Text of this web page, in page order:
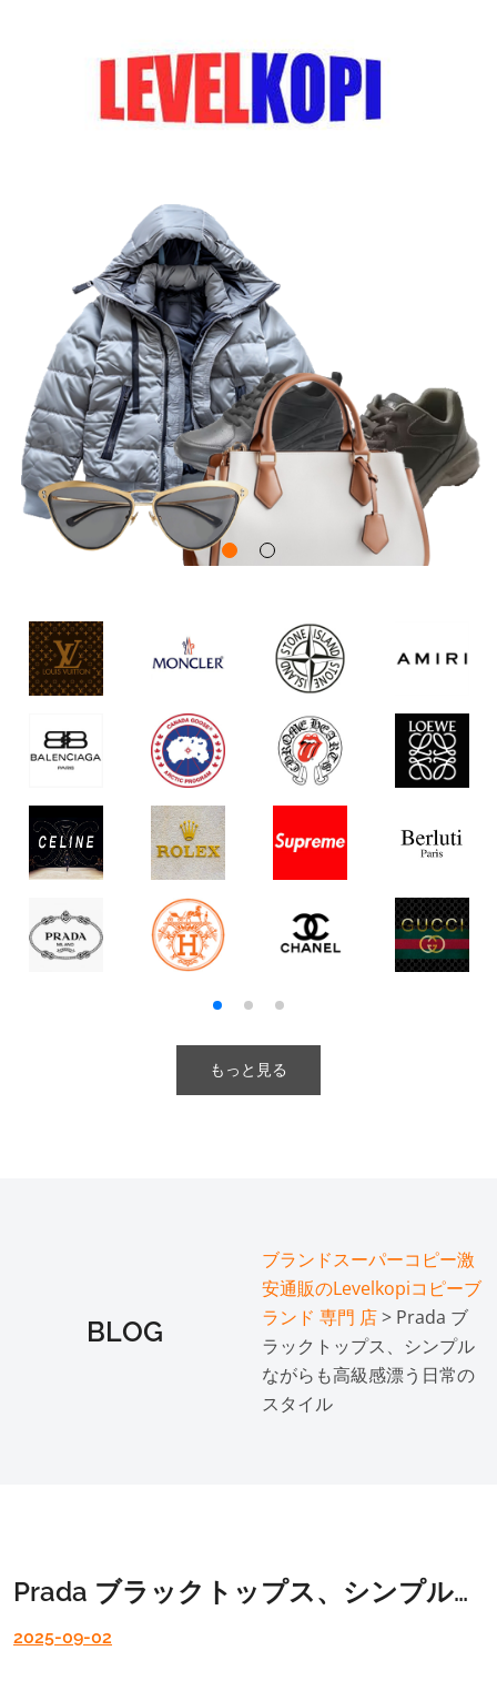
もっと見る
BLOG
ブランドスーパーコピー激
安通販のLevelkopiコピーブ
ランド 専門 店> Prada ブ
ラックトップス、シンプル
ながらも高級感漂う日常の
スタイル
Prada ブラックトップス、シンプルながらも高級感漂う日常のスタイル
2025-09-02